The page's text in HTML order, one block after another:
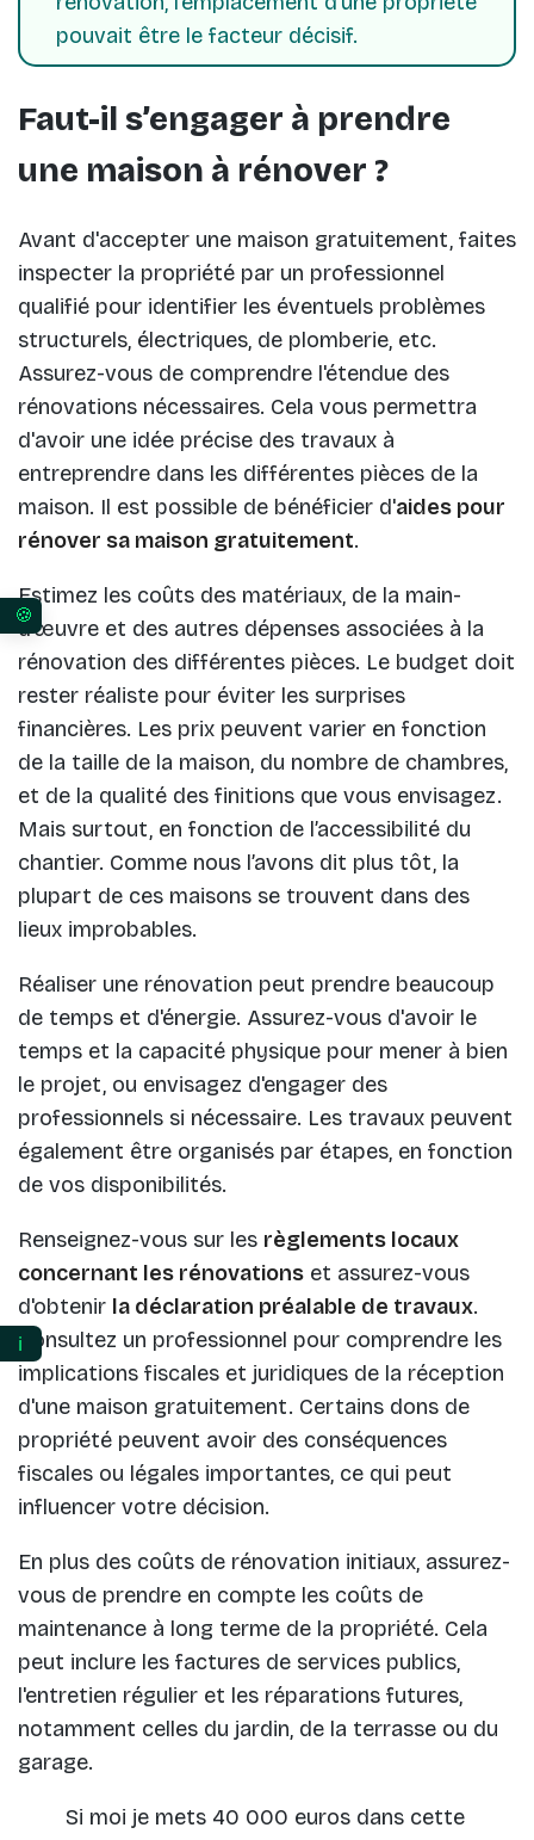
pouvait être le facteur décisif.
Faut-il s’engager à prendre
une maison à rénover ?
Avant d'accepter une maison gratuitement, faites
inspecter la propriété par un professionnel
qualifié pour identifier les éventuels problèmes
structurels, électriques, de plomberie, etc.
Assurez-vous de comprendre l'étendue des
rénovations nécessaires. Cela vous permettra
d'avoir une idée précise des travaux à
entreprendre dans les différentes pièces de la
maison. Il est possible de bénéficier d'aides pour
rénover sa maison gratuitement.
Estimez les coûts des matériaux, de la main-
d'œuvre et des autres dépenses associées à la
rénovation des différentes pièces. Le budget doit
rester réaliste pour éviter les surprises
financières. Les prix peuvent varier en fonction
de la taille de la maison, du nombre de chambres,
et de la qualité des finitions que vous envisagez.
Mais surtout, en fonction de l’accessibilité du
chantier. Comme nous l’avons dit plus tôt, la
plupart de ces maisons se trouvent dans des
lieux improbables.
Réaliser une rénovation peut prendre beaucoup
de temps et d'énergie. Assurez-vous d'avoir le
temps et la capacité physique pour mener à bien
le projet, ou envisagez d'engager des
professionnels si nécessaire. Les travaux peuvent
également être organisés par étapes, en fonction
de vos disponibilités.
Renseignez-vous sur les règlements locaux
concernant les rénovations et assurez-vous
d'obtenir la déclaration préalable de travaux.
Consultez un professionnel pour comprendre les
implications fiscales et juridiques de la réception
d'une maison gratuitement. Certains dons de
propriété peuvent avoir des conséquences
fiscales ou légales importantes, ce qui peut
influencer votre décision.
En plus des coûts de rénovation initiaux, assurez-
vous de prendre en compte les coûts de
maintenance à long terme de la propriété. Cela
peut inclure les factures de services publics,
l'entretien régulier et les réparations futures,
notamment celles du jardin, de la terrasse ou du
garage.
Si moi je mets 40 000 euros dans cette
Vos préférences en matière de consentement
ℹ️